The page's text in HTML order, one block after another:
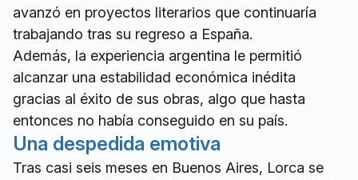
avanzó en proyectos literarios que continuaría
trabajando tras su regreso a España.
Además, la experiencia argentina le permitió
alcanzar una estabilidad económica inédita
gracias al éxito de sus obras, algo que hasta
entonces no había conseguido en su país.
Una despedida emotiva
Tras casi seis meses en Buenos Aires, Lorca se